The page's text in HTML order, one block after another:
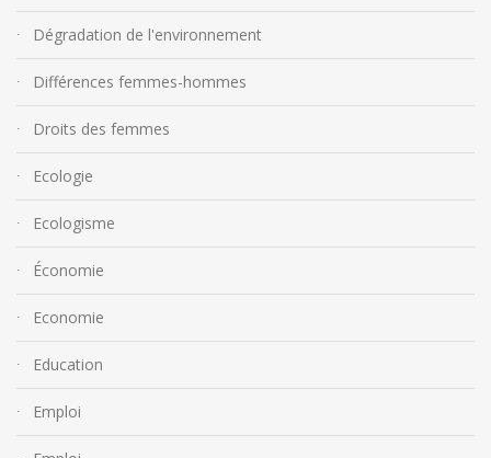
Dégradation de l'environnement
Différences femmes-hommes
Droits des femmes
Ecologie
Ecologisme
Économie
Economie
Education
Emploi